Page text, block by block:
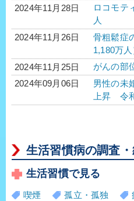
2024年11月28日
ロコモテ
人
2024年11月26日
骨粗鬆症
1,180万人
2024年11月25日
がんの部
2024年09月06日
男性の未
上昇 令
生活習慣病の調査
生活習慣で見る
喫煙 孤立・孤独